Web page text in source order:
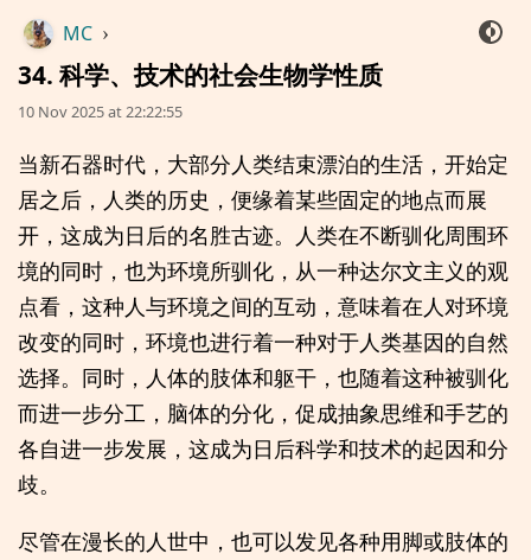
MC ›
34. 科学、技术的社会生物学性质
10 Nov 2025 at 22:22:55
当新石器时代，大部分人类结束漂泊的生活，开始定
居之后，人类的历史，便缘着某些固定的地点而展
开，这成为日后的名胜古迹。人类在不断驯化周围环
境的同时，也为环境所驯化，从一种达尔文主义的观
点看，这种人与环境之间的互动，意味着在人对环境
改变的同时，环境也进行着一种对于人类基因的自然
选择。同时，人体的肢体和躯干，也随着这种被驯化
而进一步分工，脑体的分化，促成抽象思维和手艺的
各自进一步发展，这成为日后科学和技术的起因和分
歧。
尽管在漫长的人世中，也可以发见各种用脚或肢体的